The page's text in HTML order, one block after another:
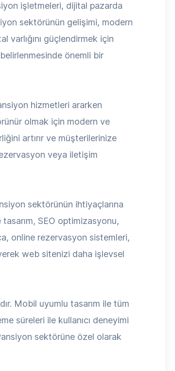
işletmeleri, dijital pazarda
sektörünün gelişimi, modern
varlığını güçlendirmek için
önemli bir
hizmetleri ararken
olmak için modern ve
artırır ve müşterilerinize
veya iletişim
sektörünün ihtiyaçlarına
SEO optimizasyonu,
online rezervasyon sistemleri,
web sitenizi daha işlevsel
Mobil uyumlu tasarım ile tüm
süreleri ile kullanıcı deneyimi
sektörüne özel olarak